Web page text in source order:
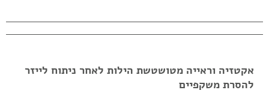
אקטזיה וראייה מטושטשת הילות לאחר ניתוח לייזר
להסרת משקפיים